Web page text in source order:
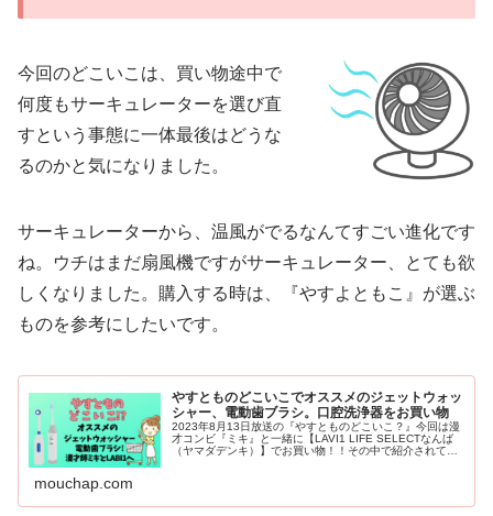
今回のどこいこは、買い物途中で
何度もサーキュレーターを選び直
すという事態に一体最後はどうな
るのかと気になりました。
サーキュレーターから、温風がでるなんてすごい進化です
ね。ウチはまだ扇風機ですがサーキュレーター、とても欲
しくなりました。購入する時は、『やすよともこ』が選ぶ
ものを参考にしたいです。
やすとものどこいこでオススメのジェットウォッ
シャー、電動歯ブラシ。口腔洗浄器をお買い物
2023年8月13日放送の『やすとものどこいこ？』今回は漫
才コンビ『ミキ』と一緒に【LAVI1 LIFE SELECTなんば
（ヤマダデンキ）】でお買い物！！その中で紹介されてい
mouchap.com